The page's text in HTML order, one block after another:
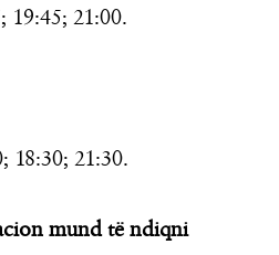
19:45; 21:00.
18:30; 21:30.
mund të ndiqni